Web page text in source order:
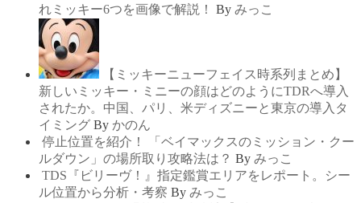
れミッキー6つを画像で解説！
By みっこ
【ミッキーニューフェイス時系列まとめ】
新しいミッキー・ミニーの顔はどのようにTDRへ導入
されたか。中国、パリ、米ディズニーと東京の導入タ
イミング By かのん
停止位置を紹介！ 「ベイマックスのミッション・クー
ルダウン」の場所取り攻略法は？ By みっこ
TDS『ビリーヴ！』指定鑑賞エリアをレポート。シー
ル位置から分析・考察 By みっこ